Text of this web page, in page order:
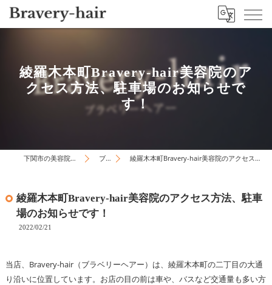
綾羅木本町Bravery-hair美容院のア
クセス方法、駐車場のお知らせで
す！
下関市の美容院はBravery-hair ブログ 綾羅木本町Bravery-hair美容院のアクセス方法、駐車場のお知らせです！
綾羅木本町Bravery-hair美容院のアクセス方法、駐車
場のお知らせです！
2022/02/21
当店、Bravery-hair（ブラベリーヘアー）は、綾羅木本町の二丁目の大通
り沿いに位置しています。お店の目の前は車や、バスなど交通量も多い方